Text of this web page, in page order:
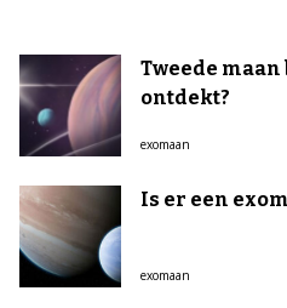
Tweede
ontdekt?
exomaan
Is er een
exomaan